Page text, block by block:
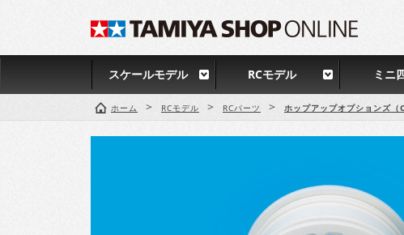
スケールモデル RCモデル ミニ
ホーム > RCモデル > RCパーツ > ホップアップオプションズ（